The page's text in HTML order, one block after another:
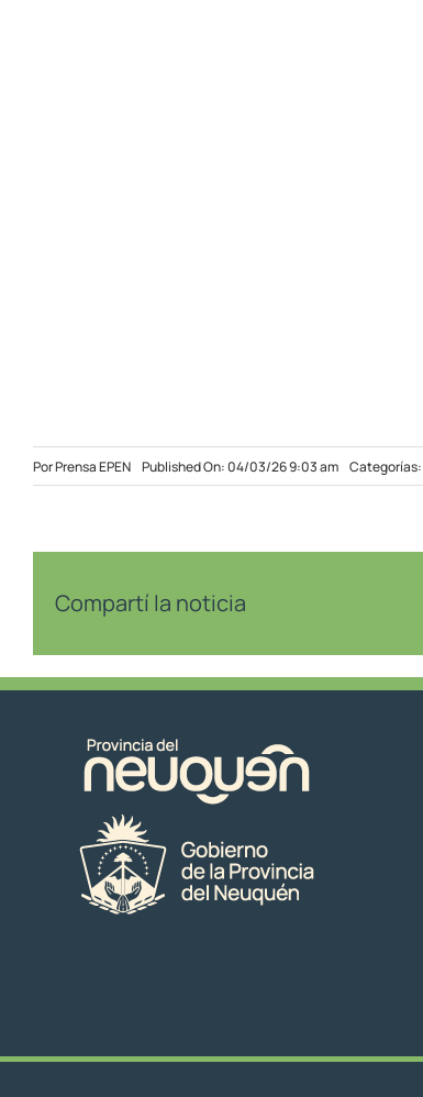
PorPrensa EPEN Published On: 04/03/26 9:03 am Categorías:
Compartí la noticia